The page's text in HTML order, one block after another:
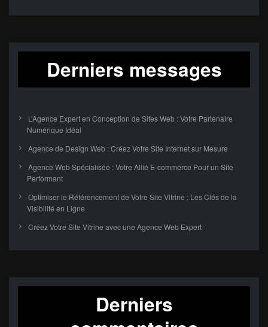
Derniers messages
L’Agence Expert en Conception de Sites Web : Votre Partenaire
Numérique Idéal
Agence de Design Web : Créez Votre Site Internet sur Mesure
Agence Web Spécialisée : Votre Allié E-commerce Pour un Site
Performant
Optimiser le Référencement de Votre Site Vitrine : Les Clés de la
Visibilité en Ligne
Créez Votre Site Vitrine avec une Agence Web Expert
Derniers